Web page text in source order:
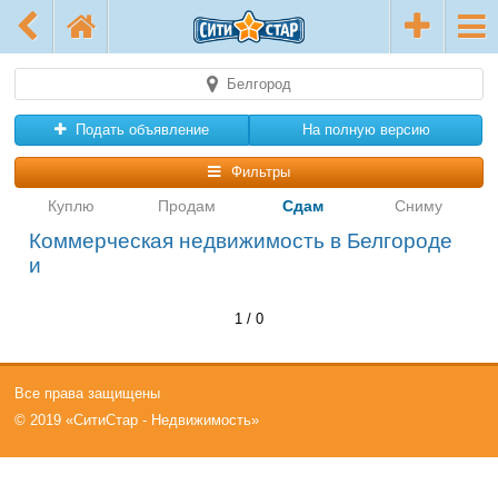
Белгород
Подать объявление На полную версию
Фильтры
Куплю Продам Сдам Сниму
Коммерческая недвижимость в Белгороде
и
1 / 0
Все права защищены
© 2019 «СитиСтар - Недвижимость»